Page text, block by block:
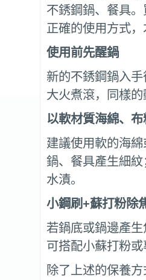
不銹鋼鍋、餐具
正確的使用方式
使用前先醒鍋
新的不銹鋼鍋入
大火煮滾，同樣
以軟材質海綿、
建議使用軟的海
鍋、餐具產生細
水漬。
小鋼刷+蘇打粉除
若鍋底或鍋邊產
可搭配小蘇打粉
除了上述的保養